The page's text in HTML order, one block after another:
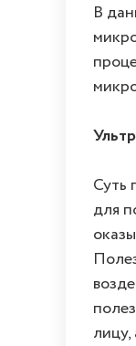
В
Суть
для